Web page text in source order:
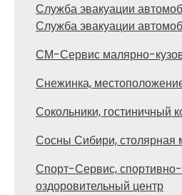
Служба эвакуации
Служба эвакуации
СМ-Сервис малярно-
Снежинка,
Сокольники, гостиничный
Сосны Сибири, столярная
Спорт-Сервис, спортивно-
оздоровительный центр